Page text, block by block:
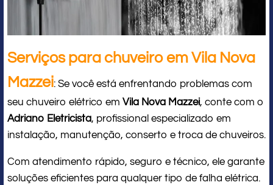
Serviços para chuveiro em Vila Nova
Mazzei: Se você está enfrentando problemas com
seu chuveiro elétrico em Vila Nova Mazzei, conte com o
Adriano Eletricista, profissional especializado em
instalação, manutenção, conserto e troca de chuveiros.
Com atendimento rápido, seguro e técnico, ele garante
soluções eficientes para qualquer tipo de falha elétrica.